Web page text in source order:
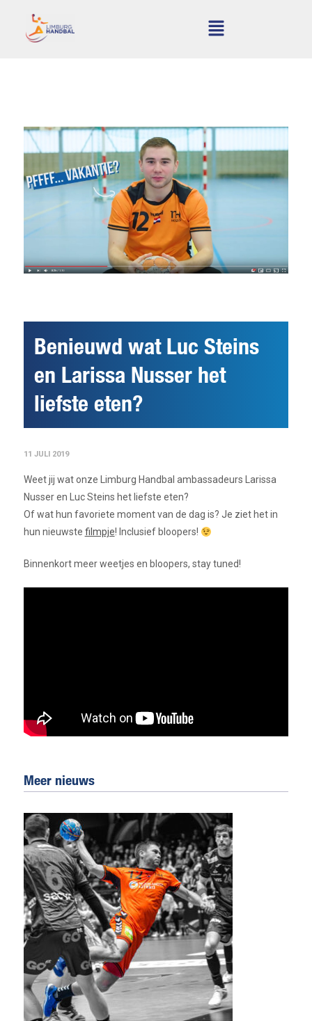
Benieuwd wat Luc Steins
en Larissa Nusser het
liefste eten?
11 JULI 2019
Weet jij wat onze Limburg Handbal ambassadeurs Larissa
Nusser en Luc Steins het liefste eten?
Of wat hun favoriete moment van de dag is? Je ziet het in
hun nieuwste filmpje! Inclusief bloopers!
Binnenkort meer weetjes en bloopers, stay tuned!
Meer nieuws